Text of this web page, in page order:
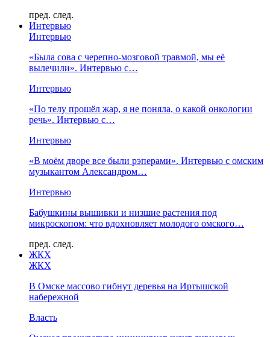
пред. след.
Интервью
Интервью
«Была сова с черепно-мозговой травмой, мы её
вылечили». Интервью с…
Интервью
«По телу прошёл жар, я не поняла, о какой онкологии
речь». Интервью с…
Интервью
«В моём дворе все были рэперами». Интервью с омским
музыкантом Александром…
Интервью
Бабушкины вышивки и низшие растения под
микроскопом: что вдохновляет молодого омского…
пред. след.
ЖКХ
ЖКХ
В Омске массово гибнут деревья на Иртышской
набережной
Власть